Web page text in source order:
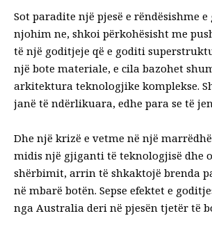
Sot paradite një pjesë e rëndësishme
njohim ne, shkoi përkohësisht me
të një goditjeje që e goditi
një bote materiale, e cila bazohet
arkitektura teknologjike komplekse.
janë të ndërlikuara, edhe para se të
Dhe një krizë e vetme në një
midis një gjiganti të teknologjisë dhe
shërbimit, arrin të shkaktojë brenda
në mbarë botën. Sepse efektet e
nga Australia deri në pjesën tjetër të